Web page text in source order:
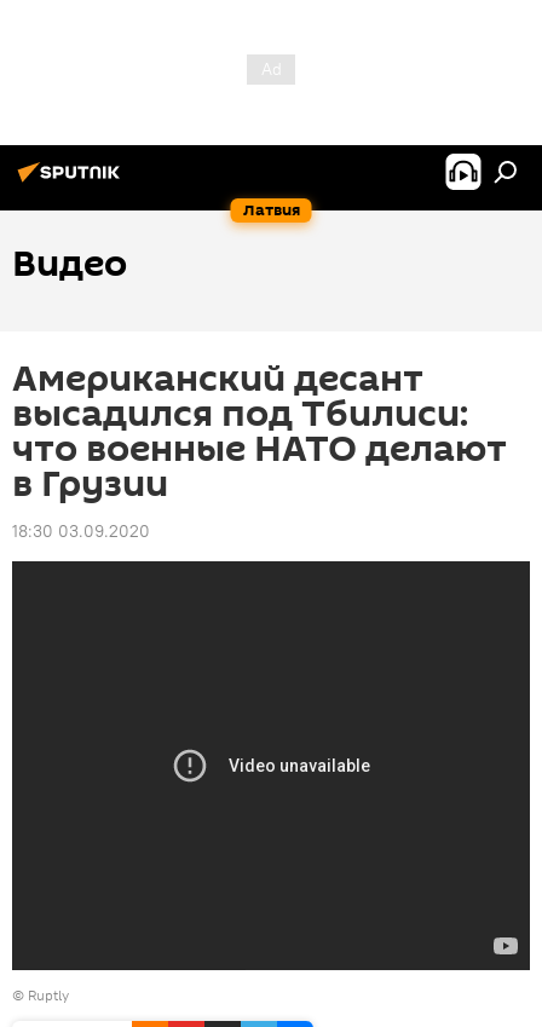
Латвия
Видео
Американский десант
высадился под Тбилиси:
что военные НАТО делают
в Грузии
18:30 03.09.2020
© Ruptly